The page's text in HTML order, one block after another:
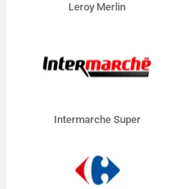
Leroy Merlin
Intermarche Super